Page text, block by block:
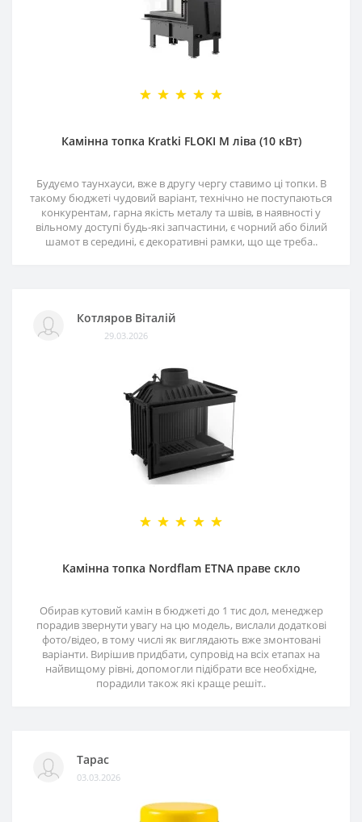
Камінна топка Kratki FLOKI M ліва (10 кВт)
Будуємо таунхауси, вже в другу чергу ставимо ці топки. В
такому бюджеті чудовий варіант, технічно не поступаються
конкурентам, гарна якість металу та швів, в наявності у
вільному доступі будь-які запчастини, є чорний або білий
шамот в середині, є декоративні рамки, що ще треба..
Котляров Віталій
29.03.2026
Камінна топка Nordflam ETNA праве скло
Обирав кутовий камін в бюджеті до 1 тис дол, менеджер
порадив звернути увагу на цю модель, вислали додаткові
фото/відео, в тому числі як виглядають вже змонтовані
варіанти. Вирішив придбати, супровід на всіх етапах на
найвищому рівні, допомогли підібрати все необхідне,
порадили також які краще решіт..
Тарас
03.03.2026